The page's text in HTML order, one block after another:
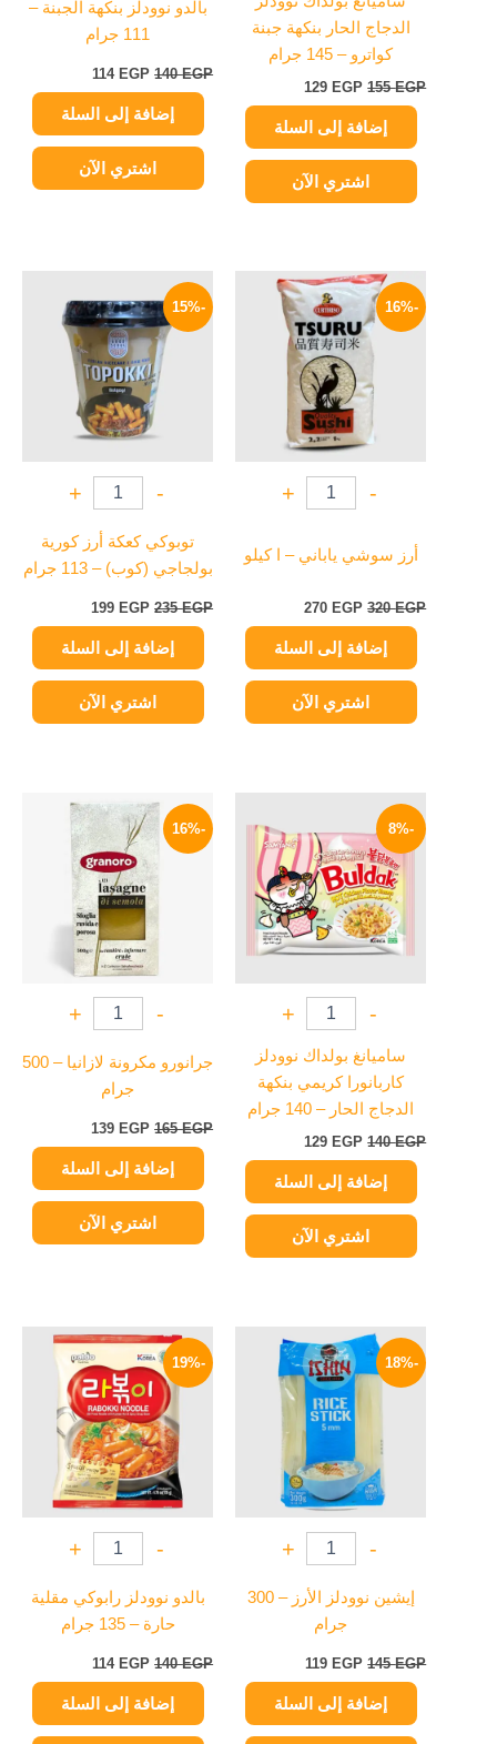
الدجاج الحار بنكهة جبنة
كواترو – 145 جرام
155EGP
129 EGP
إضافة إلى السلة
اشتري الآن
بالدو نوودلز بنكهة الجبنة –
111 جرام
140EGP
114 EGP
إضافة إلى السلة
اشتري الآن
-16%
-
+
أرز سوشي ياباني – ا كيلو
320EGP
السعر
الأصلي
هو:
320 EGP.
270 EGP
السعر
الحالي
هو:
270 EGP.
إضافة إلى السلة
اشتري الآن
-15%
-
+
توبوكي كعكة أرز كورية
بولجاجي (كوب) – 113 جرام
235EGP
الأصلي
هو:
235 EGP.
199 EGP
الحالي
هو:
199 EGP.
إضافة إلى السلة
اشتري الآن
-8%
-
+
ساميانغ بولداك نوودلز
كاربانورا كريمي بنكهة
الدجاج الحار – 140 جرام
140EGP
هو:
140 EGP.
129 EGP
هو:
129 EGP.
إضافة إلى السلة
اشتري الآن
-16%
-
+
جرانورو مكرونة لازانيا – 500
جرام
165EGP
السعر
الأصلي
هو:
165 EGP.
139 EGP
السعر
الحالي
هو:
139 EGP.
إضافة إلى السلة
اشتري الآن
-18%
-
+
إيشين نوودلز الأرز – 300
جرام
145EGP
السعر
الأصلي
هو:
145 EGP.
119 EGP
السعر
الحالي
هو:
119 EGP.
إضافة إلى السلة
-19%
-
+
بالدو نوودلز رابوكي مقلية
حارة – 135 جرام
140EGP
السعر
الأصلي
هو:
140 EGP.
114 EGP
السعر
الحالي
هو:
114 EGP.
إضافة إلى السلة